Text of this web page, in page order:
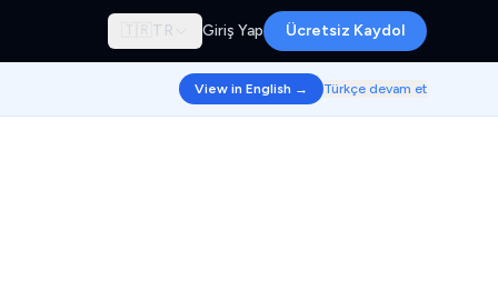
🇹🇷 TR Giriş Yap Ücretsiz Kaydol
View in English → Türkçe devam et